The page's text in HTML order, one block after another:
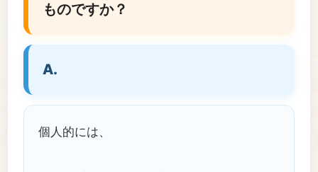
ものですか？
A.
個人的には、